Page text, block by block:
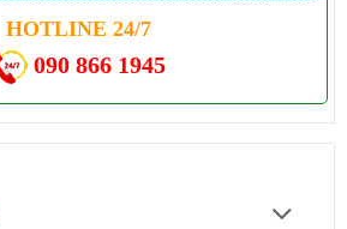
HOTLINE 24/7
090 866 1945